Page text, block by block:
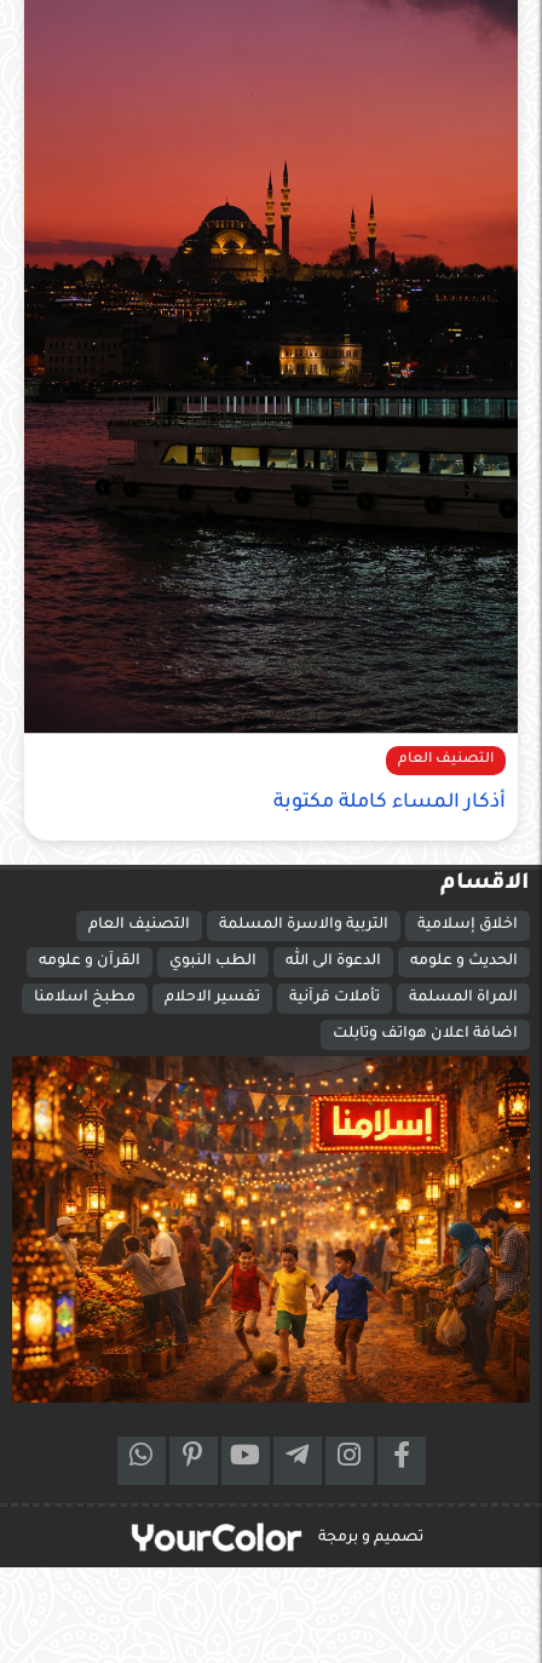
التصنيف العام
أذكار المساء كاملة مكتوبة
الاقسام
اخلاق إسلامية التربية والاسرة المسلمة التصنيف العام
الحديث و علومه الدعوة الى الله الطب النبوي القرآن و علومه
المراة المسلمة تأملات قرآنية تفسير الاحلام مطبخ اسلامنا
اضافة اعلان هواتف وتابلت
تصميم و برمجة